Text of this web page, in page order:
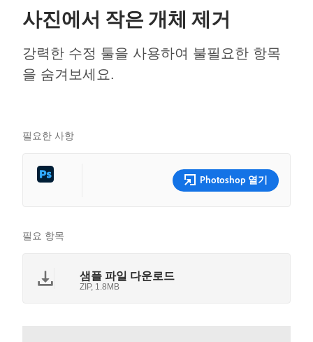
사진에서 작은 개체 제거
강력한 수정 툴을 사용하여 불필요한 항목
을 숨겨보세요.
필요한 사항
Photoshop 열기
필요 항목
샘플 파일 다운로드
ZIP, 1.8MB